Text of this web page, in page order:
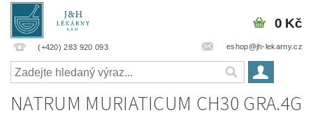
(+420) 283 920 093 eshop@jh-lekarny.cz
0 Kč
NATRUM MURIATICUM CH30 GRA.4G